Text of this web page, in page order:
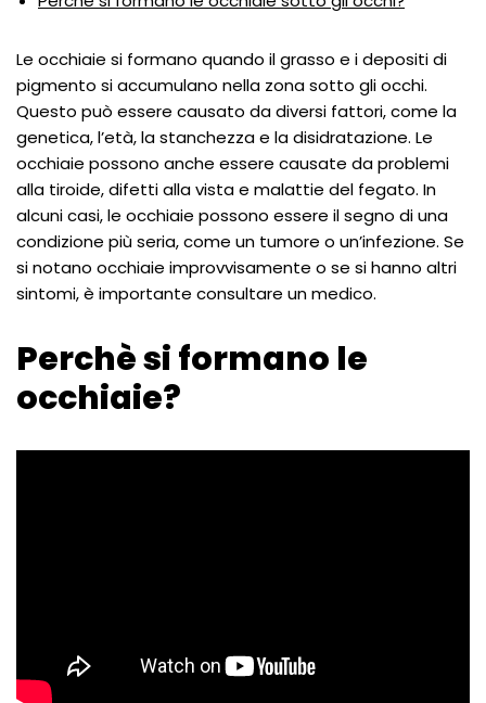
Le occhiaie si formano quando il grasso e i depositi di
pigmento si accumulano nella zona sotto gli occhi.
Questo può essere causato da diversi fattori, come la
genetica, l’età, la stanchezza e la disidratazione. Le
occhiaie possono anche essere causate da problemi
alla tiroide, difetti alla vista e malattie del fegato. In
alcuni casi, le occhiaie possono essere il segno di una
condizione più seria, come un tumore o un’infezione. Se
si notano occhiaie improvvisamente o se si hanno altri
sintomi, è importante consultare un medico.
Perchè si formano le
occhiaie?